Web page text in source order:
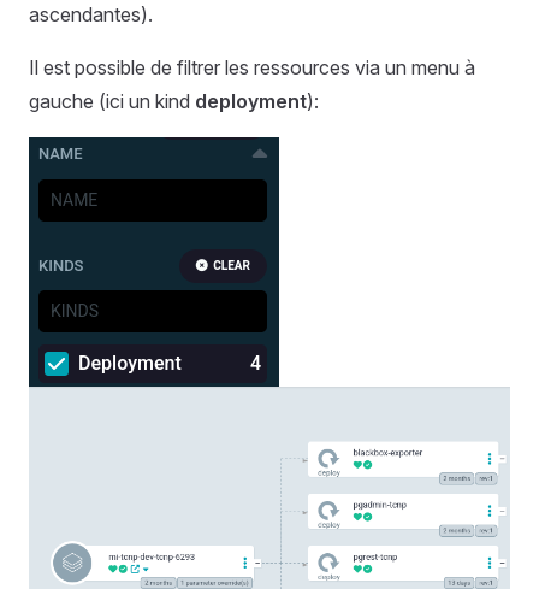
ascendantes).
Il est possible de filtrer les ressources via un menu à
gauche (ici un kind deployment):